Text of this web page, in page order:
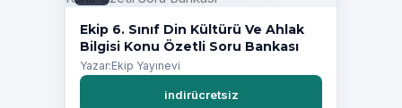
Ekip 6. Sınıf Din Kültürü Ve Ahlak
Bilgisi Konu Özetli Soru Bankası
Yazar:Ekip Yayınevi
indirücretsiz